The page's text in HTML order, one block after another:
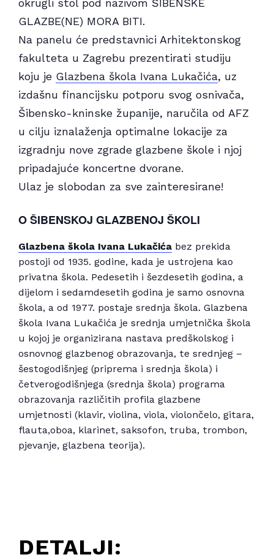
okrugli stol pod nazivom ŠIBENSKE
GLAZBE(NE) MORA BITI.
Na panelu će predstavnici Arhitektonskog
fakulteta u Zagrebu prezentirati studiju
koju je Glazbena škola Ivana Lukačića, uz
izdašnu financijsku potporu svog osnivača,
Šibensko-kninske županije, naručila od AFZ
u cilju iznalaženja optimalne lokacije za
izgradnju nove zgrade glazbene škole i njoj
pripadajuće koncertne dvorane.
Ulaz je slobodan za sve zainteresirane!
O ŠIBENSKOJ GLAZBENOJ ŠKOLI
Glazbena škola Ivana Lukačića bez prekida
postoji od 1935. godine, kada je ustrojena kao
privatna škola. Pedesetih i šezdesetih godina, a
dijelom i sedamdesetih godina je samo osnovna
škola, a od 1977. postaje srednja škola. Glazbena
škola Ivana Lukačića je srednja umjetnička škola
u kojoj je organizirana nastava predškolskog i
osnovnog glazbenog obrazovanja, te srednjeg –
šestogodišnjeg (priprema i srednja škola) i
četverogodišnjega (srednja škola) programa
obrazovanja različitih profila glazbene
umjetnosti (klavir, violina, viola, violončelo, gitara,
flauta,oboa, klarinet, saksofon, truba, trombon,
pjevanje, glazbena teorija).
DETALJI: